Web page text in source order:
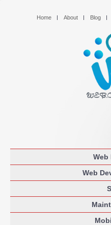
Home About Blog
Web
Web